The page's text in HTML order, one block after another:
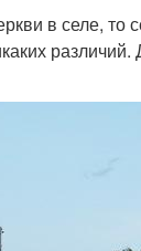
в селе, то